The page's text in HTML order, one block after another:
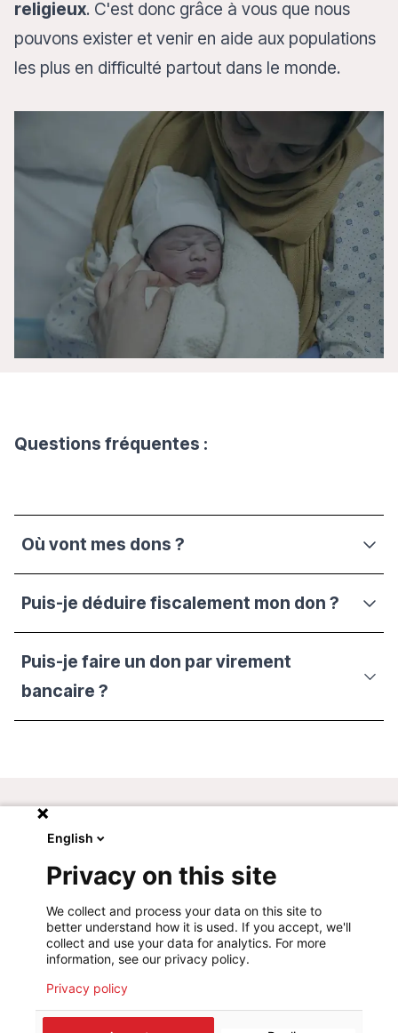
religieux. C'est donc grâce à vous que nous
pouvons exister et venir en aide aux populations
les plus en difficulté partout dans le monde.
Questions fréquentes :
Où vont mes dons ?
Puis-je déduire fiscalement mon don ?
Puis-je faire un don par virement
bancaire ?
Notre service donateurs est à votre
disposition pour répondre à toutes vos
questions.
N'hésitez pas ànous contacter par téléphone
:33.25.15-311
English
Privacy on this site
We collect and process your data on this site to
better understand how it is used. If you accept, we'll
collect and use your data for analytics. For more
information, see our privacy policy.
Privacy policy